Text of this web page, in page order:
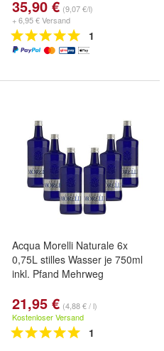
35,90 € (9,07 €/l)
+ 6,95 € Versand
1
Acqua Morelli Naturale 6x
0,75L stilles Wasser je 750ml
inkl. Pfand Mehrweg
21,95 € (4,88 € / l)
Kostenloser Versand
1